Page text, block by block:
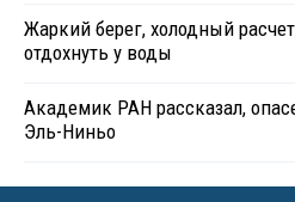
Жаркий берег, холодный
отдохнуть у воды
Академик РАН рассказал,
Эль-Ниньо